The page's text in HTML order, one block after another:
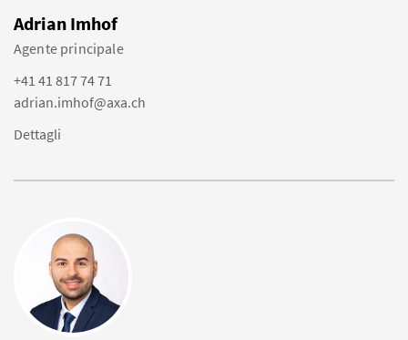
Adrian Imhof
Agente principale
+41 41 817 74 71
adrian.imhof@axa.ch
Dettagli